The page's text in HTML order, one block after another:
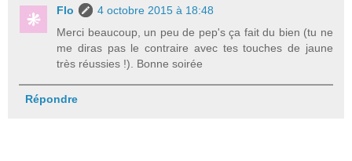
Flo
4 octobre 2015 à 18:48
Merci beaucoup, un peu de pep's ça fait du bien (tu ne
me diras pas le contraire avec tes touches de jaune
très réussies !). Bonne soirée
Répondre